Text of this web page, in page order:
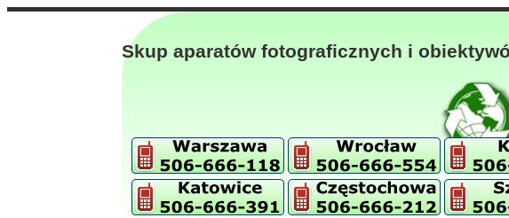
Skup aparatów fotograficznych i